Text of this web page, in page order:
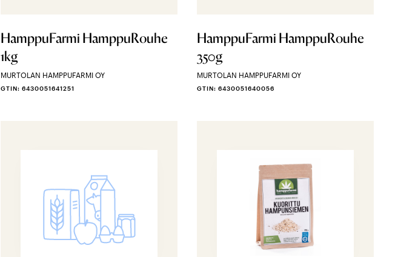
HamppuFarmi HamppuRouhe
1kg
MURTOLAN HAMPPUFARMI OY
GTIN: 6430051641251
HamppuFarmi HamppuRouhe
350g
MURTOLAN HAMPPUFARMI OY
GTIN: 6430051640056